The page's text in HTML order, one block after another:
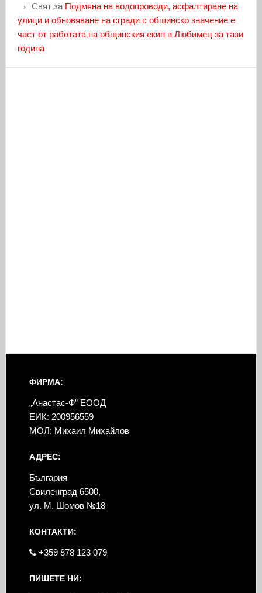
Святза Подмяна на водопроводи, асфалтиране на
улици и обновяване на сгради с общинско значение е
част от работата на общинския екип в Любимец за тази
година
ФИРМА:
„Анастас-Ф” ЕООД
ЕИК: 200956559
МОЛ: Михаил Михайлов
АДРЕС:
България
Свиленград 6500,
ул. М. Шомов №18
КОНТАКТИ:
+359 878 123 079
ПИШЕТЕ НИ: